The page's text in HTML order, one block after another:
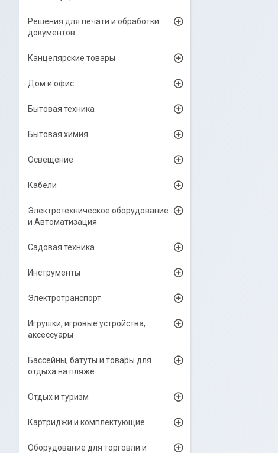
Решения для печати и обработки
документов
Канцелярские товары
Дом и офис
Бытовая техника
Бытовая химия
Освещение
Кабели
Электротехническое оборудование
и Автоматизация
Садовая техника
Инструменты
Электротранспорт
Игрушки, игровые устройства,
аксессуары
Бассейны, батуты и товары для
отдыха на пляже
Отдых и туризм
Картриджи и комплектующие
Оборудование для торговли и